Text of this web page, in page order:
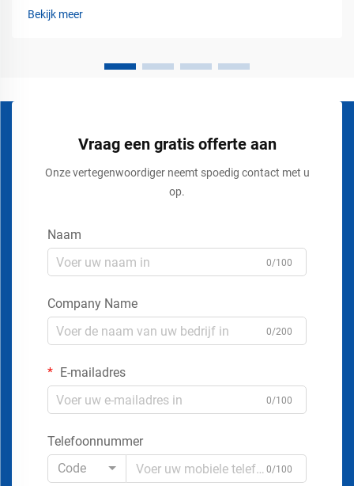
parkeergarages, magazijnen, logistieke centra en
Bekijk meer
Vraag een gratis offerte aan
Onze vertegenwoordiger neemt spoedig contact met u
op.
Naam
0/100
Company Name
0/200
E-mailadres
0/100
Telefoonnummer
Code
0/100